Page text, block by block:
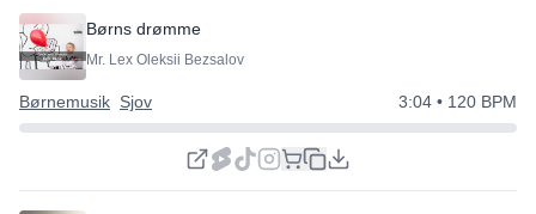
Børns drømme
Mr. Lex Oleksii Bezsalov
Børnemusik Sjov 3:04 • 120 BPM